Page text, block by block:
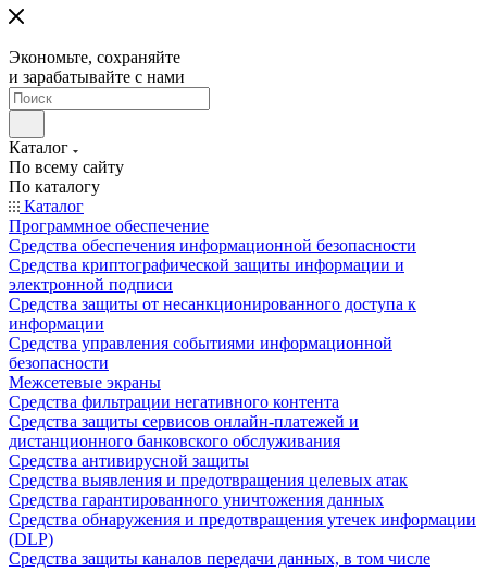
Экономьте, сохраняйте
и зарабатывайте с нами
Каталог
По всему сайту
По каталогу
Каталог
Программное обеспечение
Средства обеспечения информационной безопасности
Средства криптографической защиты информации и
электронной подписи
Средства защиты от несанкционированного доступа к
информации
Средства управления событиями информационной
безопасности
Межсетевые экраны
Средства фильтрации негативного контента
Средства защиты сервисов онлайн-платежей и
дистанционного банковского обслуживания
Средства антивирусной защиты
Средства выявления и предотвращения целевых атак
Средства гарантированного уничтожения данных
Средства обнаружения и предотвращения утечек информации
(DLP)
Средства защиты каналов передачи данных, в том числе